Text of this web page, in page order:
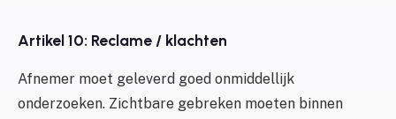
Artikel 10: Reclame / klachten
Afnemer moet geleverd goed onmiddellijk
onderzoeken. Zichtbare gebreken moeten binnen